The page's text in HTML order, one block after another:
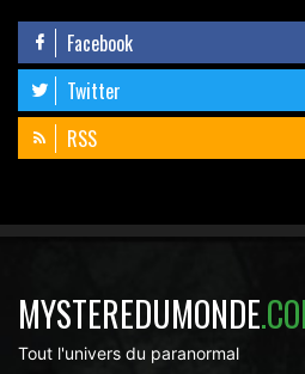
Facebook
Twitter
RSS
MYSTEREDUMONDE
Tout l'univers du paranormal